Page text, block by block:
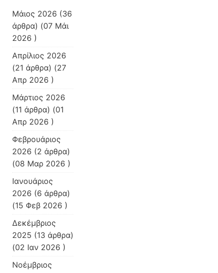
Μάιος 2026 (36
άρθρα) (07 Μάι
2026 )
Απρίλιος 2026
(21 άρθρα) (27
Απρ 2026 )
Μάρτιος 2026
(11 άρθρα) (01
Απρ 2026 )
Φεβρουάριος
2026 (2 άρθρα)
(08 Μαρ 2026 )
Ιανουάριος
2026 (6 άρθρα)
(15 Φεβ 2026 )
Δεκέμβριος
2025 (13 άρθρα)
(02 Ιαν 2026 )
Νοέμβριος